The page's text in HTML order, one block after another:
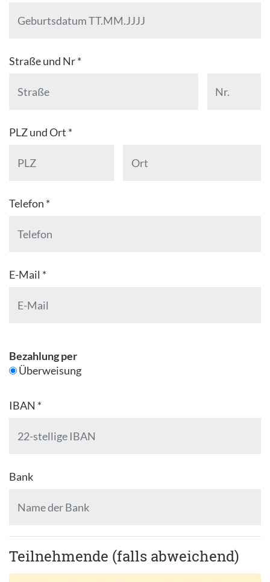
Straße und Nr *
PLZ und Ort *
Telefon *
E-Mail *
Bezahlung per
Überweisung
IBAN *
Bank
Teilnehmende (falls abweichend)